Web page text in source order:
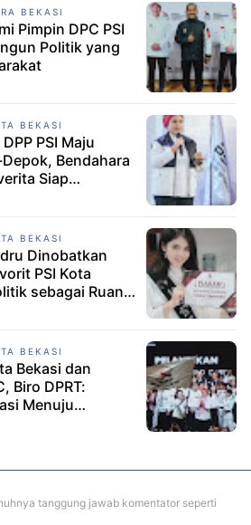
BEKASI
Pimpin DPC PSI
Politik yang
BEKASI
PSI Maju
Bendahara
Siap
VI
BEKASI
Dinobatkan
PSI Kota
sebagai Ruang
BEKASI
Bekasi dan
Biro DPRT:
Menuju
tanggung jawab komentator seperti